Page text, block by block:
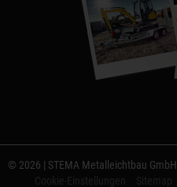
© 2026 | STEMA Metalleichtbau GmbH